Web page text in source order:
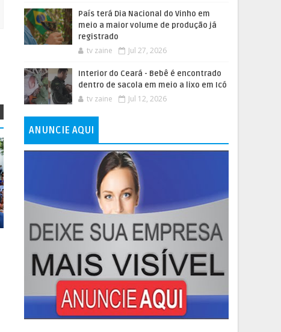
País terá Dia Nacional do Vinho em
meio a maior volume de produção já
registrado
tv zaine Jul 27, 2026
Interior do Ceará - Bebê é encontrado
dentro de sacola em meio a lixo em Icó
tv zaine Jul 12, 2026
ANUNCIE AQUI